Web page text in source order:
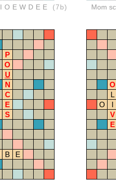
IOEWDEE (7b) Mom
P
O
U
N
C
E
S
B
E
O
L
O
I
V
E